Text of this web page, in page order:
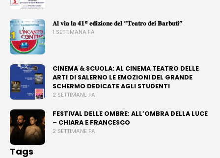
𝐀𝐥 𝐯𝐢𝐚 𝐥𝐚 𝟒𝟏ª 𝐞𝐝𝐢𝐳𝐢𝐨𝐧𝐞 𝐝𝐞𝐥 “𝐓𝐞𝐚𝐭𝐫𝐨 𝐝𝐞𝐢 𝐁𝐚𝐫𝐛𝐮𝐭𝐢”
1 SETTIMANA FA
CINEMA & SCUOLA: AL CINEMA TEATRO DELLE
ARTI DI SALERNO LE EMOZIONI DEL GRANDE
SCHERMO DEDICATE AGLI STUDENTI
2 SETTIMANE FA
FESTIVAL DELLE OMBRE: ALL’OMBRA DELLA LUCE
– CHIARA E FRANCESCO
2 SETTIMANE FA
Tags